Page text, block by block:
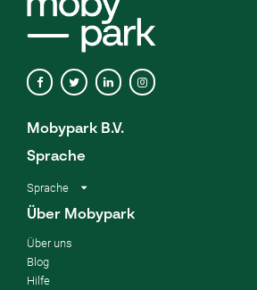
Mobypark B.V.
Sprache
Sprache
Über Mobypark
Über uns
Blog
Hilfe